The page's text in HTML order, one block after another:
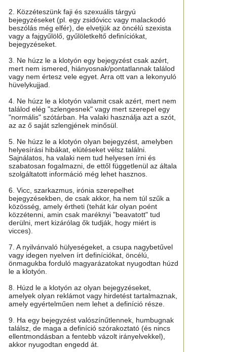
2. Közzéteszünk faji és szexuális tárgyú
bejegyzéseket (pl. egy zsidóvicc vagy malackodó
beszólás még elfér), de elvetjük az öncélú szexista
vagy a fajgyűlölő, gyűlöletkeltő definíciókat,
bejegyzéseket.
3. Ne húzz le a klotyón egy bejegyzést csak azért,
mert nem ismered, hiányosnak/pontatlannak találod
vagy nem értesz vele egyet. Arra ott van a lekonyuló
hüvelykujjad.
4. Ne húzz le a klotyón valamit csak azért, mert nem
találod elég "szlengesnek" vagy mert szerepel egy
"normális" szótárban. Ha valaki használja azt a szót,
az az ő saját szlengjének minősül.
5. Ne húzz le a klotyón olyan bejegyzést, amelyben
helyesírási hibákat, elütéseket vélsz találni.
Sajnálatos, ha valaki nem tud helyesen írni és
szabatosan fogalmazni, de ettől függetlenül az általa
szolgáltatott információ még lehet hasznos.
6. Vicc, szarkazmus, irónia szerepelhet
bejegyzésekben, de csak akkor, ha nem túl szűk a
közösség, amely értheti (tehát kár olyan poént
közzétenni, amin csak maréknyi "beavatott" tud
derülni, mert kizárólag ők tudják, hogy miért is
vicces).
7. A nyilvánvaló hülyeségeket, a csupa nagybetűvel
vagy idegen nyelven írt definíciókat, öncélú,
önmagukba forduló magyarázatokat nyugodtan húzd
le a klotyón.
8. Húzd le a klotyón az olyan bejegyzéseket,
amelyek olyan reklámot vagy hirdetést tartalmaznak,
amely egyértelműen nem lehet a definíció része.
9. Ha egy bejegyzést valószínűtlennek, humbugnak
találsz, de maga a definíció szórakoztató (és nincs
ellentmondásban a fentebb vázolt irányelvekkel),
akkor nyugodtan engedd át.